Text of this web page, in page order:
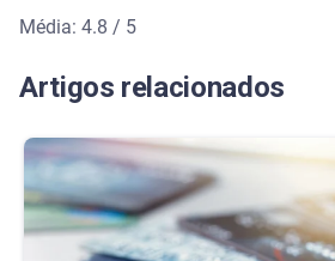
Média: 4.8 / 5
Artigos relacionados